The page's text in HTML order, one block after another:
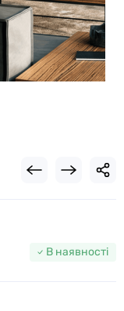
В наявності